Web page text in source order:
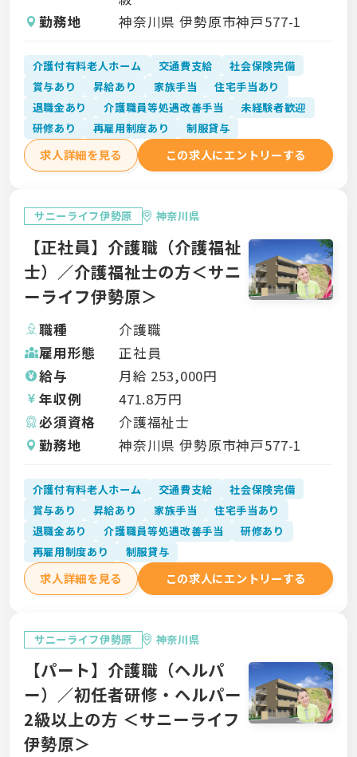
勤務地
神奈川県 伊勢原市神戸577-1
介護付有料老人ホーム 交通費支給
社会保険完備
賞与あり
昇給あり 家族手当
住宅手当あり
退職金あり
介護職員等処遇改善手当
未経験者歓迎
研修あり
再雇用制度あり 制服貸与
求人詳細を見る この求人にエントリーする
サニーライフ伊勢原 神奈川県
【正社員】介護職（介護福祉
士）／介護福祉士の方＜サニ
ーライフ伊勢原＞
職種
介護職
雇用形態
正社員
給与
月給 253,000円
年収例
471.8万円
必須資格
介護福祉士
勤務地
神奈川県 伊勢原市神戸577-1
介護付有料老人ホーム 交通費支給
社会保険完備
賞与あり
昇給あり 家族手当
住宅手当あり
退職金あり
介護職員等処遇改善手当
研修あり
再雇用制度あり
制服貸与
求人詳細を見る この求人にエントリーする
サニーライフ伊勢原 神奈川県
【パート】介護職（ヘルパ
ー）／初任者研修・ヘルパー
2級以上の方 ＜サニーライフ
伊勢原＞